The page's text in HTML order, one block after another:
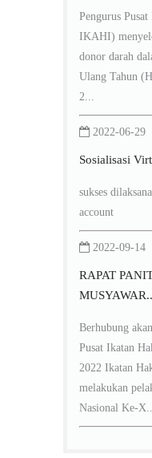
Pengurus
IKAHI)
donor darah
Ulang Tahun
2...
2022-06-29
Sosialisasi
sukses
account
2022-09-14
RAPAT
Berhubung
Pusat Ikatan
2022 Ikatan
melakukan
Nasional Ke-